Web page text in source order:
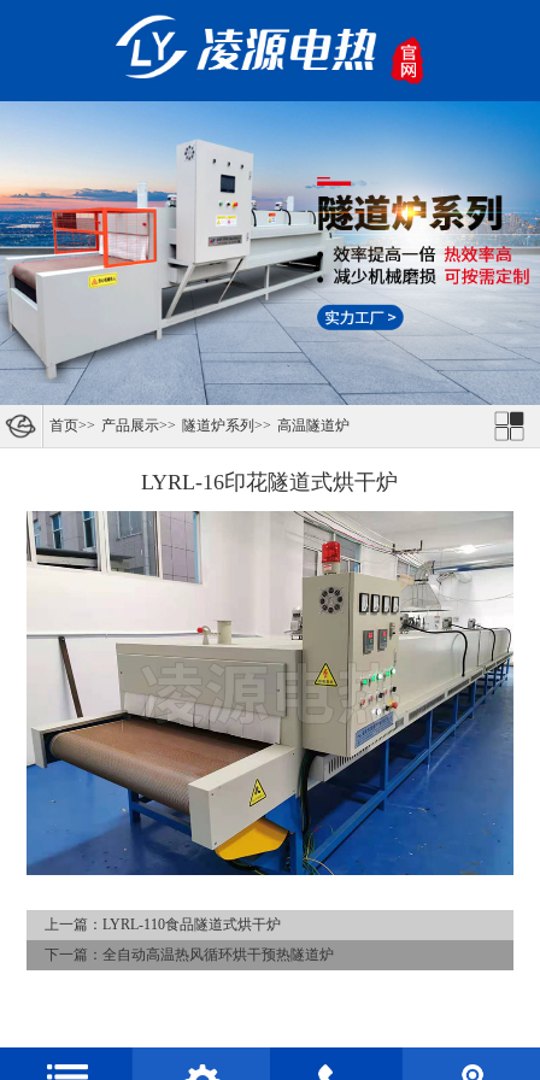
首页>> 产品展示>> 隧道炉系列 >> 高温隧道炉
LYRL-16印花隧道式烘干炉
上一篇：LYRL-110食品隧道式烘干炉
下一篇：全自动高温热风循环烘干预热隧道炉